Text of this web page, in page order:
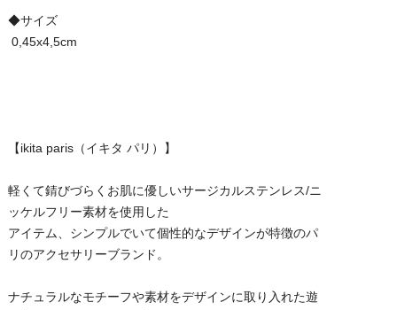
◆サイズ
0,45x4,5cm
【ikita paris（イキタ パリ）】
軽くて錆びづらくお肌に優しいサージカルステンレス/ニ
ッケルフリー素材を使用した
アイテム、シンプルでいて個性的なデザインが特徴のパ
リのアクセサリーブランド。
ナチュラルなモチーフや素材をデザインに取り入れた遊